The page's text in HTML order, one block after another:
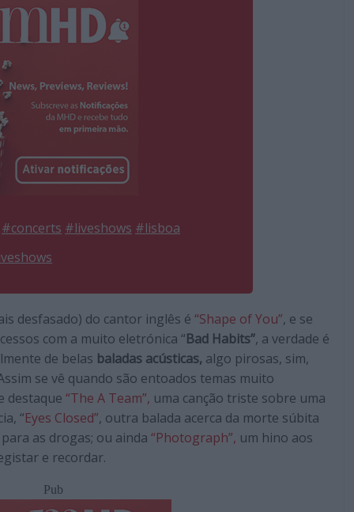
#concerts #liveshows #lisboa
desfasado) do cantor inglês é “Shape of You”, e se
com a muito eletrónica “Bad Habits”, a verdade é
de belas baladas acústicas, algo pirosas, sim,
se vê quando são entoados temas muito
destaque “The A Team”, uma canção triste sobre uma
“Eyes Closed”, outra balada acerca da morte súbita
as drogas; ou ainda “Photograph”, um hino aos
e recordar.
Pub